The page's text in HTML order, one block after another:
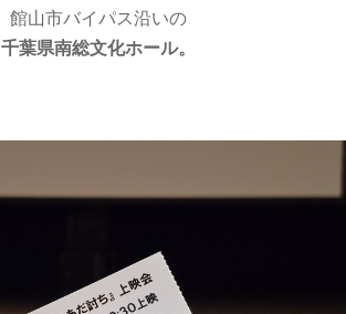
館山市バイパス沿いの
千葉県南総文化ホール。